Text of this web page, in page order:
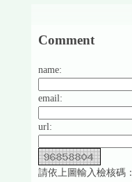
Comment
name:
email:
url:
請依上圖輸入檢核碼：